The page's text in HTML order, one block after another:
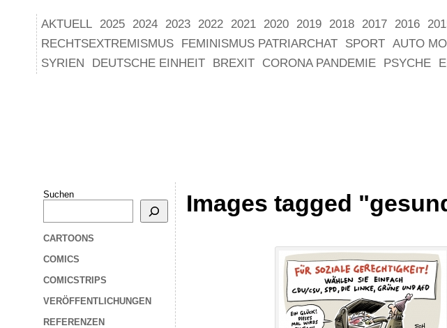
AKTUELL 2025 2024 2023 2022 2021 2020 2019 2018 2017 2016
RECHTSEXTREMISMUS
FEMINISMUS PATRIARCHAT SPORT AUTO
SYRIEN
DEUTSCHE EINHEIT BREXIT CORONA PANDEMIE PSYCHE
Suchen
CARTOONS
COMICS
COMICSTRIPS
VERÖFFENTLICHUNGEN
REFERENZEN
Images tagged